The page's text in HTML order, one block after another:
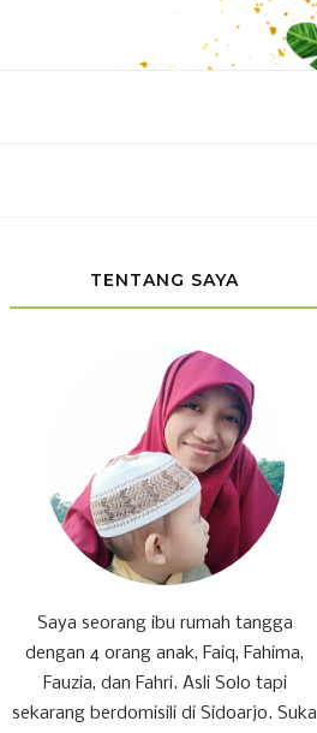
TENTANG SAYA
Saya seorang ibu rumah tangga
dengan 4 orang anak, Faiq, Fahima,
Fauzia, dan Fahri. Asli Solo tapi
sekarang berdomisili di Sidoarjo. Suka